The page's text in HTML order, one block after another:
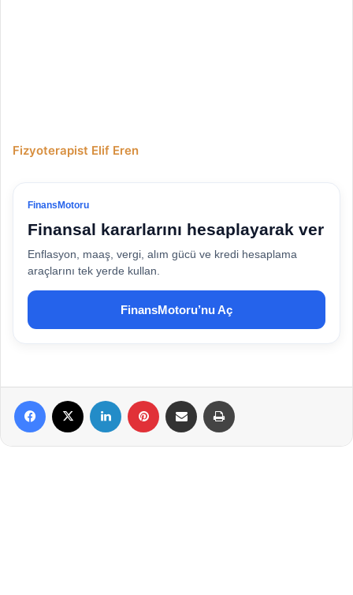
Fizyoterapist Elif Eren
FinansMotoru
Finansal kararlarını hesaplayarak ver
Enflasyon, maaş, vergi, alım gücü ve kredi hesaplama
araçlarını tek yerde kullan.
FinansMotoru’nu Aç